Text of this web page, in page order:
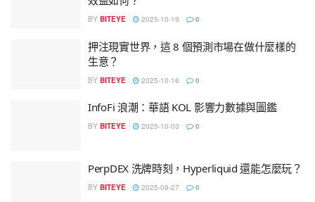
BY BITEYE 2025-10-19 0
押注現實世界，這 8 個預測市場在做什麼樣的
生意？
BY BITEYE 2025-10-16 0
InfoFi 浪潮：華語 KOL 影響力數據與圖鑑
BY BITEYE 2025-10-03 0
PerpDEX 洗牌時刻，Hyperliquid 還能怎麼玩？
BY BITEYE 2025-09-27 0